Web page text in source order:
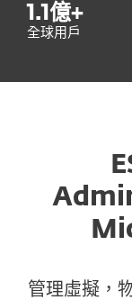
1.1 億+
全球用戶
管理虛擬，